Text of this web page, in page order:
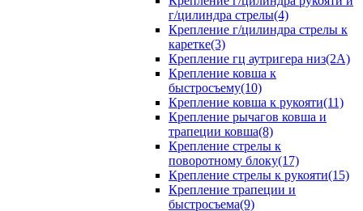
г/цилиндра стрелы(4)
Крепление г/цилиндра стрелы к
каретке(3)
Крепление гц аутригера низ(2А)
Крепление ковша к
быстросъему(10)
Крепление ковша к рукояти(11)
Крепление рычагов ковша и
трапеции ковша(8)
Крепление стрелы к
поворотному блоку(17)
Крепление стрелы к рукояти(15)
Крепление трапеции и
быстросъема(9)